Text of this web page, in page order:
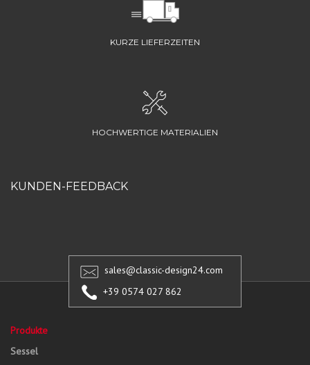
KURZE LIEFERZEITEN
HOCHWERTIGE MATERIALIEN
KUNDEN-FEEDBACK
sales@classic-design24.com
+39 0574 027 862
Produkte
Sessel